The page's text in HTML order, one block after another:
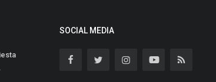
SOCIAL MEDIA